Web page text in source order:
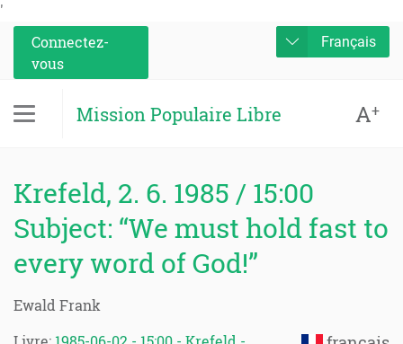
'
Connectez-
vous
Français
Mission Populaire Libre A+
Krefeld, 2. 6. 1985 / 15:00
Subject: “We must hold fast to
every word of God!”
Ewald Frank